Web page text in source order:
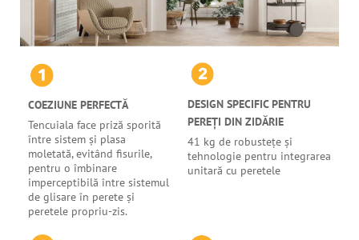
COEZIUNE PERFECTĂ
Tencuiala face priză sporită
între sistem și plasa
moletată, evitând fisurile,
pentru o îmbinare
imperceptibilă între sistemul
de glisare în perete și
peretele propriu-zis.
DESIGN SPECIFIC PENTRU
PEREȚI DIN ZIDĂRIE
41 kg de robustețe și
tehnologie pentru integrarea
unitară cu peretele